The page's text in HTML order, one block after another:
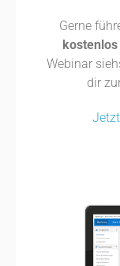
Gerne
kostenlos
Webinar
dir